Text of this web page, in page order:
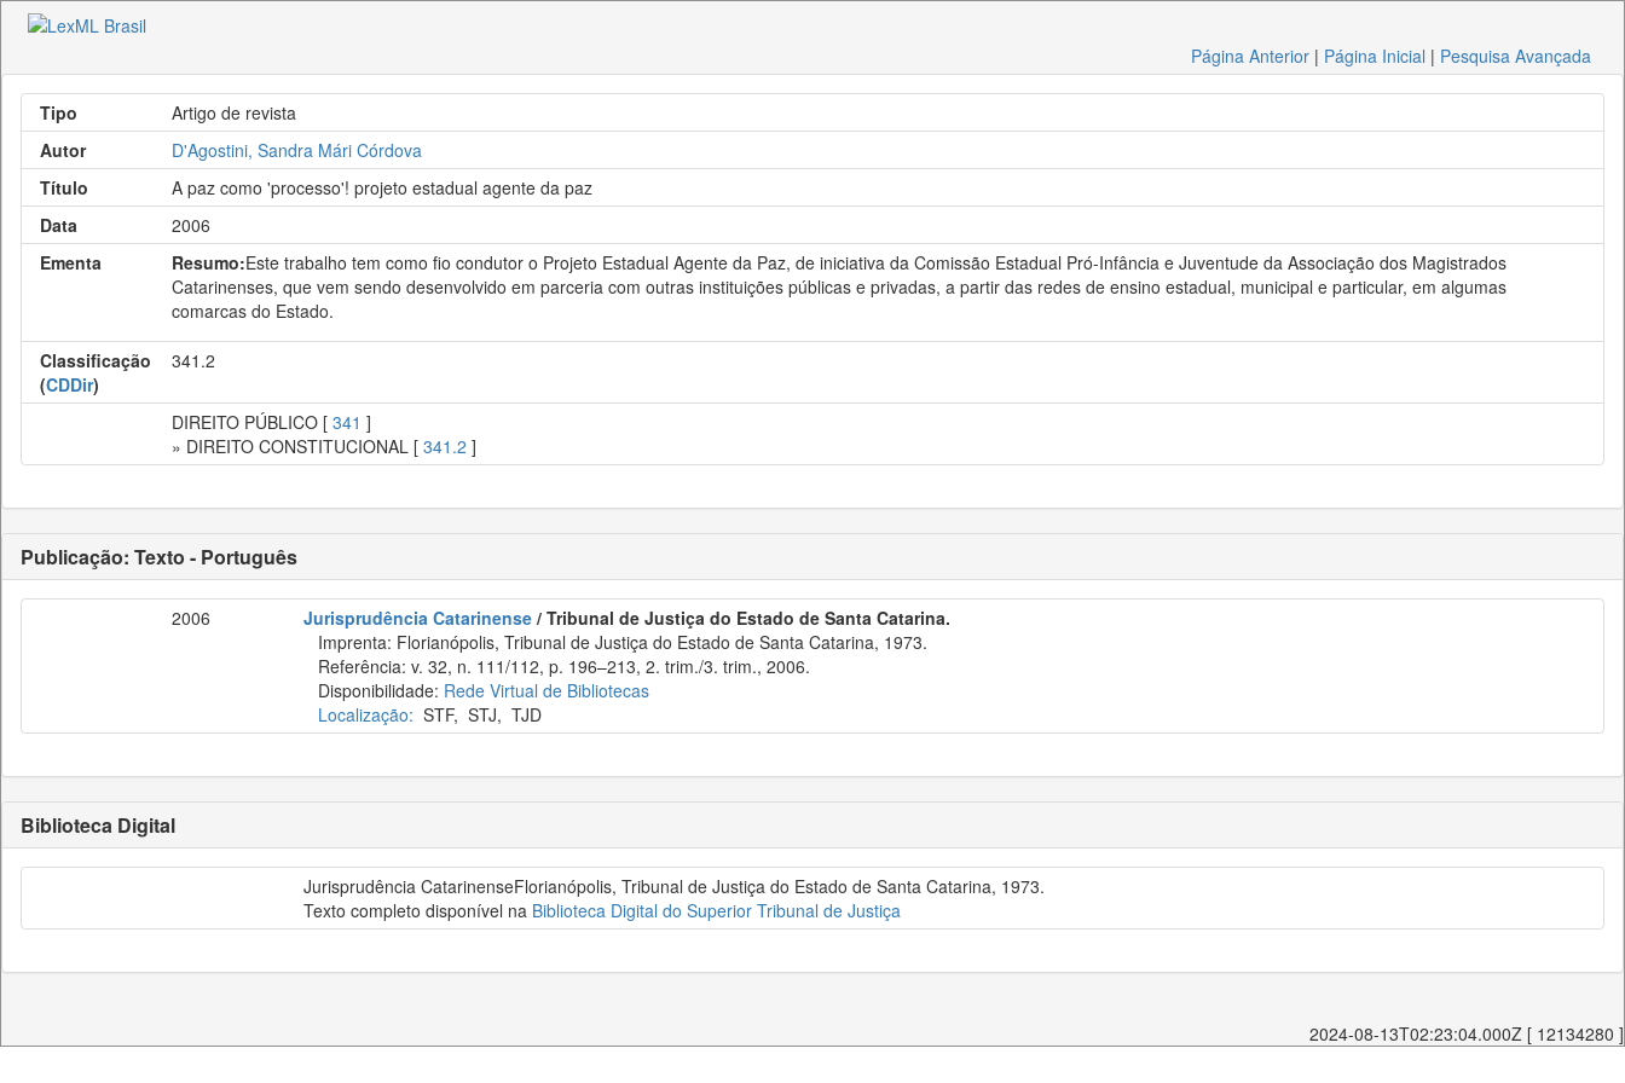
Página Anterior | Página Inicial | Pesquisa Avançada
Tipo
Artigo de revista
Autor
D'Agostini, Sandra Mári Córdova
Título
A paz como 'processo'! projeto estadual agente da paz
Data
2006
Ementa
Resumo:Este trabalho tem como fio condutor o Projeto Estadual Agente da Paz, de iniciativa da Comissão Estadual Pró-Infância e Juventude da Associação dos Magistrados
Catarinenses, que vem sendo desenvolvido em parceria com outras instituições públicas e privadas, a partir das redes de ensino estadual, municipal e particular, em algumas
comarcas do Estado.
Classificação
(CDDir)
341.2
DIREITO PÚBLICO [ 341 ]
» DIREITO CONSTITUCIONAL [ 341.2 ]
Publicação: Texto - Português
2006 Jurisprudência Catarinense / Tribunal de Justiça do Estado de Santa Catarina.
Imprenta: Florianópolis, Tribunal de Justiça do Estado de Santa Catarina, 1973.
Referência: v. 32, n. 111/112, p. 196–213, 2. trim./3. trim., 2006.
Disponibilidade: Rede Virtual de Bibliotecas
Localização: STF, STJ, TJD
Biblioteca Digital
Jurisprudência CatarinenseFlorianópolis, Tribunal de Justiça do Estado de Santa Catarina, 1973.
Texto completo disponível na Biblioteca Digital do Superior Tribunal de Justiça
2024-08-13T02:23:04.000Z [ 12134280 ]